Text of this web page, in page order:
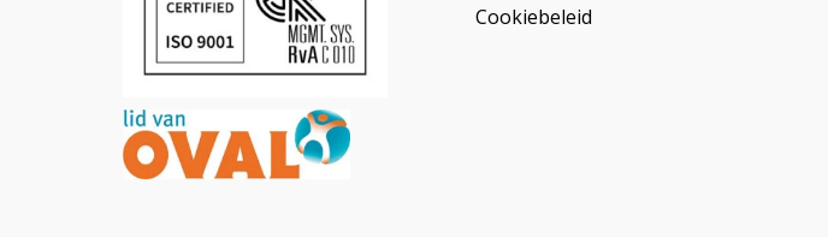
Cookiebeleid